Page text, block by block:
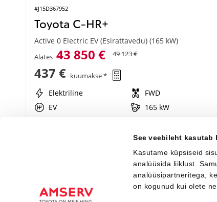
See veebileht kasutab
Kasutame küpsiseid
analüüsida liiklust.
analüüsipartneritega,
on kogunud kui olete
#J15D367952
Toyota C-HR+
Active 0 Electric EV (Esirattavedu) (165 kW)
Alates 43 850 € 49 123 €
437 € kuumakse *
Elektriline
FWD
EV
165 kW